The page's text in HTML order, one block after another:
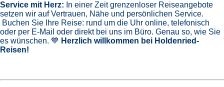
Service mit Herz: In einer Zeit grenzenloser Reiseangebote
setzen wir auf Vertrauen, Nähe und persönlichen Service.
Buchen Sie Ihre Reise: rund um die Uhr online, telefonisch
oder per E-Mail oder direkt bei uns im Büro. Genau so, wie Sie
es wünschen. 💙 Herzlich willkommen bei Holdenried-
Reisen!